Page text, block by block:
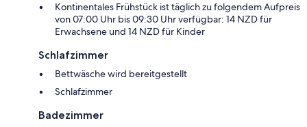
Kontinentales Frühstück ist täglich zu folgendem Aufpreis
von 07:00 Uhr bis 09:30 Uhr verfügbar: 14 NZD für
Erwachsene und 14 NZD für Kinder
Schlafzimmer
Bettwäsche wird bereitgestellt
Schlafzimmer
Badezimmer